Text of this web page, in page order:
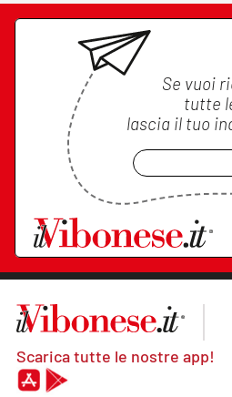
Se vuoi
tutte
lascia il tuo
Scarica tutte le nostre app!